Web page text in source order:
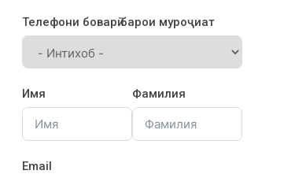
Телефони боварӣ барои муроҷиат
Имя Фамилия
Email